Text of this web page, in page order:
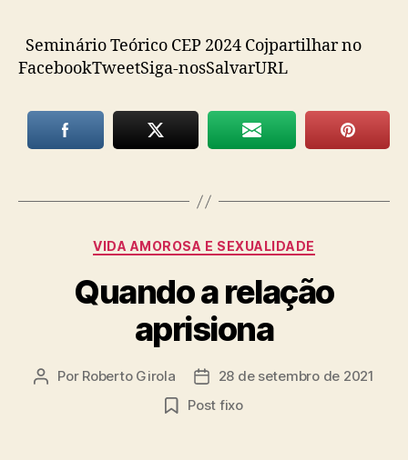
Seminário Teórico CEP 2024 Cojpartilhar no
FacebookTweetSiga-nosSalvarURL
Categorias
VIDA AMOROSA E SEXUALIDADE
Quando a relação
aprisiona
Autor
Por Roberto Girola
Data28 de setembro de 2021
Post fixo